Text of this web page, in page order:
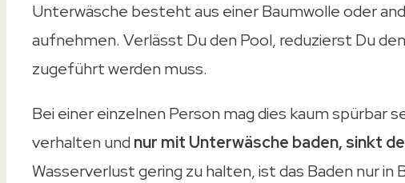
Unterwäsche besteht aus einer Baumwolle oder
aufnehmen. Verlässt Du den Pool, reduzierst Du
zugeführt werden muss.
Bei einer einzelnen Person mag dies kaum spürbar
verhalten undnur mit Unterwäsche baden, sinkt
Wasserverlust gering zu halten, ist das Baden nur